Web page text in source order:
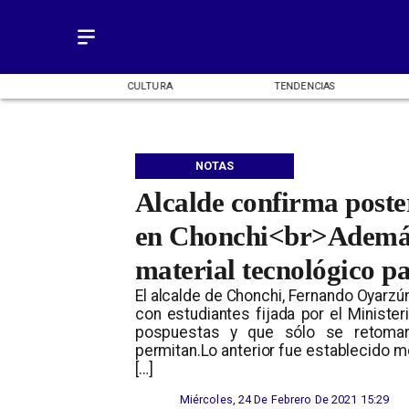
CULTURA TENDENCIAS
Alcalde confirma
en
material tecnológico
El alcalde de Chonchi, Fernando
con estudiantes fijada por el
pospuestas y que sólo se
permitan.Lo anterior fue establecido
[…]
NOTAS
Miércoles, 24 De Febrero De 2021 15:29